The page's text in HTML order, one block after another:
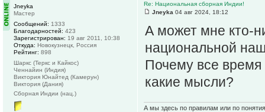
Re: Национальная сборная Индии!
Jneyka 04 авг 2024, 18:12
А может мне кто-
национальной
Почему все время
какие мысли?
А мы здесь по правилам или по
Jneyka
Мастер
Сообщений: 1333
Благодарностей: 423
Зарегистрирован: 19 авг 2011, 10:38
Откуда: Новокузнецк, Россия
Рейтинг: 898
Шаркс (Теркс и Кайкос)
Ченнайин (Индия)
Виктория Юнайтед (Камерун)
Виктория (Дания)
Сборная Индии (нац.)